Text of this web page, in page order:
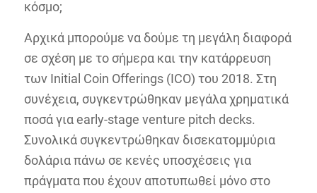
κόσμο;
Αρχικά μπορούμε να δούμε τη μεγάλη διαφορά
σε σχέση με το σήμερα και την κατάρρευση
των Initial Coin Offerings (ICO) του 2018. Στη
συνέχεια, συγκεντρώθηκαν μεγάλα χρηματικά
ποσά για early-stage venture pitch decks.
Συνολικά συγκεντρώθηκαν δισεκατομμύρια
δολάρια πάνω σε κενές υποσχέσεις για
πράγματα που έχουν αποτυπωθεί μόνο στο